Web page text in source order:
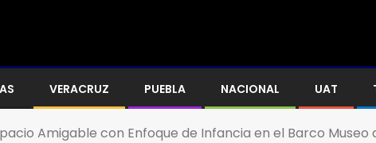
VERACRUZ PUEBLA NACIONAL UAT
Amigable con Enfoque de Infancia en el Barco